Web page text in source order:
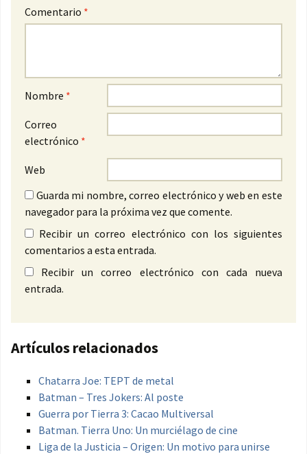
Comentario *
Nombre *
Correo
electrónico *
Web
Guarda mi nombre, correo electrónico y web en este
navegador para la próxima vez que comente.
Recibir un correo electrónico con los siguientes
comentarios a esta entrada.
Recibir un correo electrónico con cada nueva
entrada.
Artículos relacionados
Chatarra Joe: TEPT de metal
Batman – Tres Jokers: Al poste
Guerra por Tierra 3: Cacao Multiversal
Batman. Tierra Uno: Un murciélago de cine
Liga de la Justicia – Origen: Un motivo para unirse